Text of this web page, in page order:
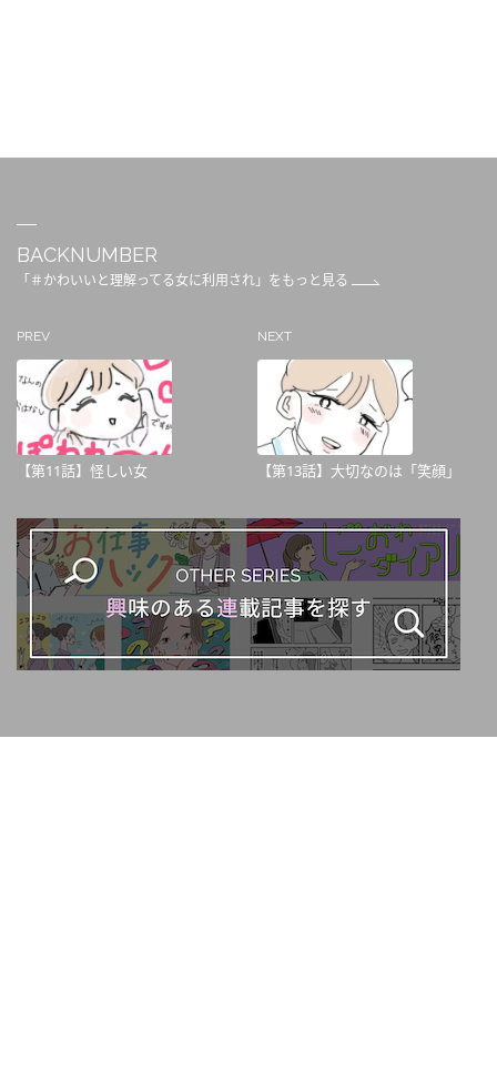
BACKNUMBER
「＃かわいいと理解ってる女に利用され」をもっと見る
PREV
【第11話】怪しい女
NEXT
【第13話】大切なのは「笑顔」